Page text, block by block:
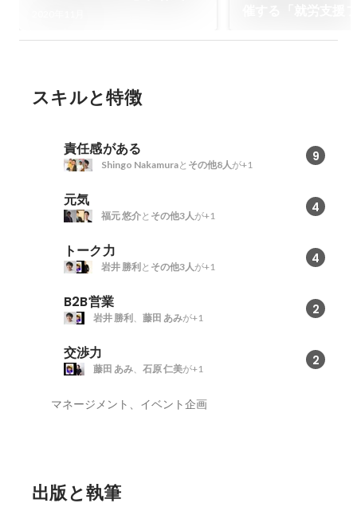
スキルと特徴
責任感がある 9
Shingo Nakamuraと その他8人が+1
元気 4
福元 悠介と その他3人が+1
トーク力 4
岩井 勝利 と その他3人が+1
B2B営業 2
岩井 勝利 、 藤田 あみが+1
交渉力 2
藤田 あみ、 石原 仁美が+1
マネージメント、イベント企画
出版と執筆